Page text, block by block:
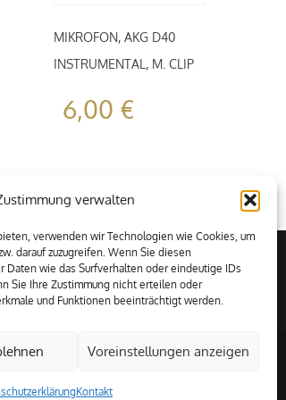
verwalten
verwenden wir Technologien wie Cookies, um
darauf zuzugreifen. Wenn Sie diesen
Daten wie das Surfverhalten oder eindeutige IDs
Sie Ihre Zustimmung nicht erteilen oder
und Funktionen beeinträchtigt werden.
Voreinstellungen anzeigen
Kontakt
MIKROFON, AKG D40
INSTRUMENTAL, M. CLIP
6,00 €